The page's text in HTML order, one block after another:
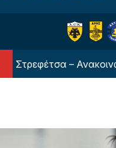
– Ανακοινώθηκε